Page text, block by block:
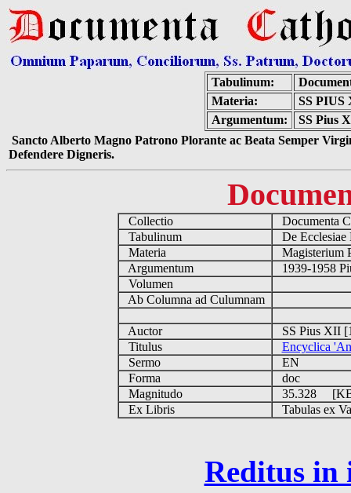
Tabulinum:
Materia:
SS
Argumentum:
SS Pius
Sancto Alberto Magno Patrono Plorante ac Beata Semper
Defendere Digneris.
Collectio
Documenta
Tabulinum
De
Materia
Magisterium
Argumentum
1939-1958
Volumen
Ab Columna ad Culumnam
Auctor
SS Pius XII
Titulus
Encyclica
Sermo
EN
Forma
doc
Magnitudo
35.328
Ex Libris
Tabulas ex
Reditus in